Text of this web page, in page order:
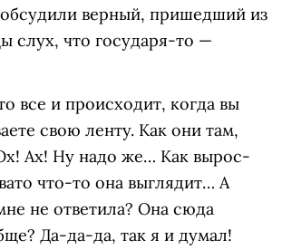
обсудили верный, пришедший из
слух, что государя-то —
все и происходит, когда вы
свою ленту. Как они там,
Ах! Ну надо же… Как вырос-
что-то она выглядит… А
не ответила? Она сюда
Да-да-да, так я и думал!